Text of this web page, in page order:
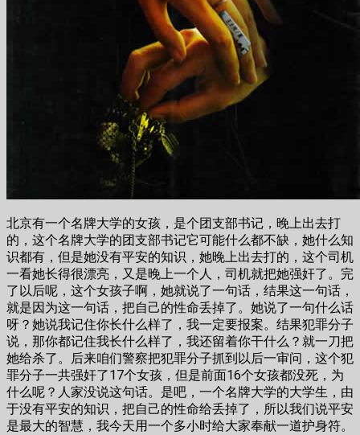
北京有一个名牌大学的女孩，是个团支部书记，晚上出去打
的，这个名牌大学的团支部书记它可能什么都不缺，她什么知
识都有，但是她没有平安的知识，她晚上出去打的，这个司机
一看她长得很漂亮，又是晚上一个人，司机就把她强奸了。完
了以后呢，这个女孩子啊，她就说了一句话，结果这一句话，
就是因为这一句话，把自己的性命丢掉了。她说了一句什么话
呀？她说我记住你长什么样了，我一定要报案。结果犯罪分子
说，那你都记住我长什么样了，我还留着你干什么？就一刀把
她给杀了。后来咱们警察把犯罪分子抓到以后一审问，这个犯
罪分子一共强奸了17个女孩，但是前面16个女孩都没死，为
什么呢？人家没说这句话。是吧，一个名牌大学的大学生，由
于没有平安的知识，把自己的性命给丢掉了，所以我们说平安
是最大的智慧，我今天用一个多小时给大家奉献一道护身符。